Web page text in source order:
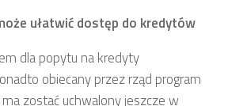
ułatwić dostęp do kredytów
dla popytu na kredyty
obiecany przez rząd program
zostać uchwalony jeszcze w